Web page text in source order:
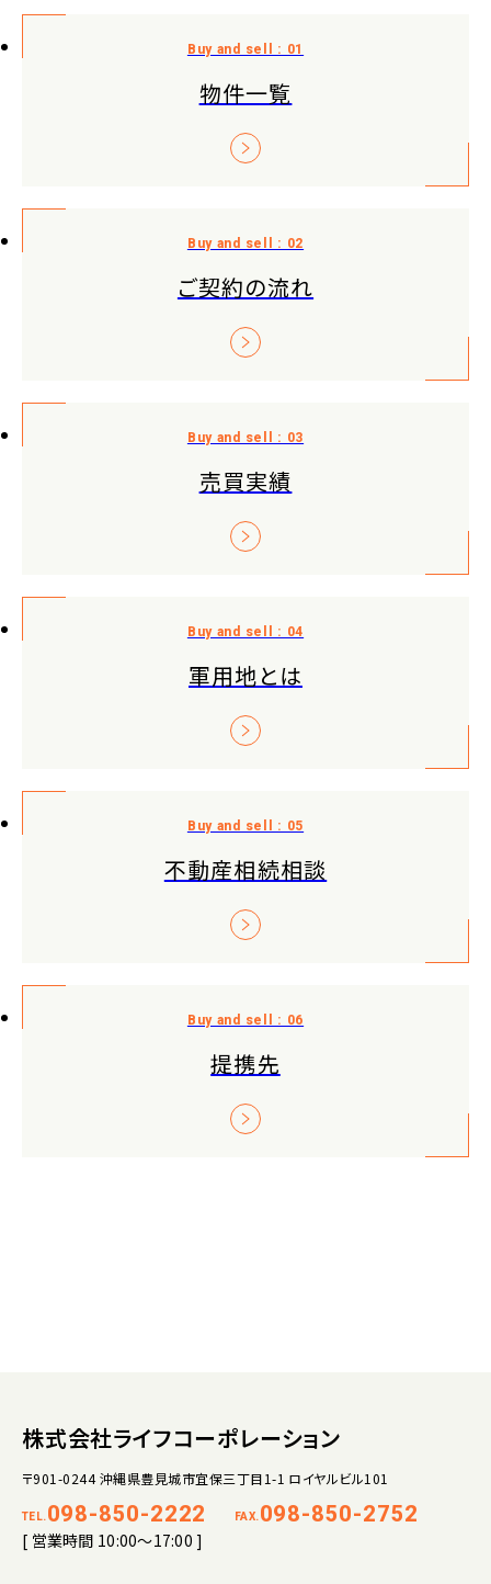
物件一覧
ご契約の流れ
売買実績
軍用地とは
不動産相続相談
提携先
株式会社ライフコーポレーション
〒901-0244 沖縄県豊見城市宜保三丁目1-1 ロイヤルビル101
TEL. 098-850-2222 FAX. 098-850-2752
[ 営業時間 10:00～17:00 ]